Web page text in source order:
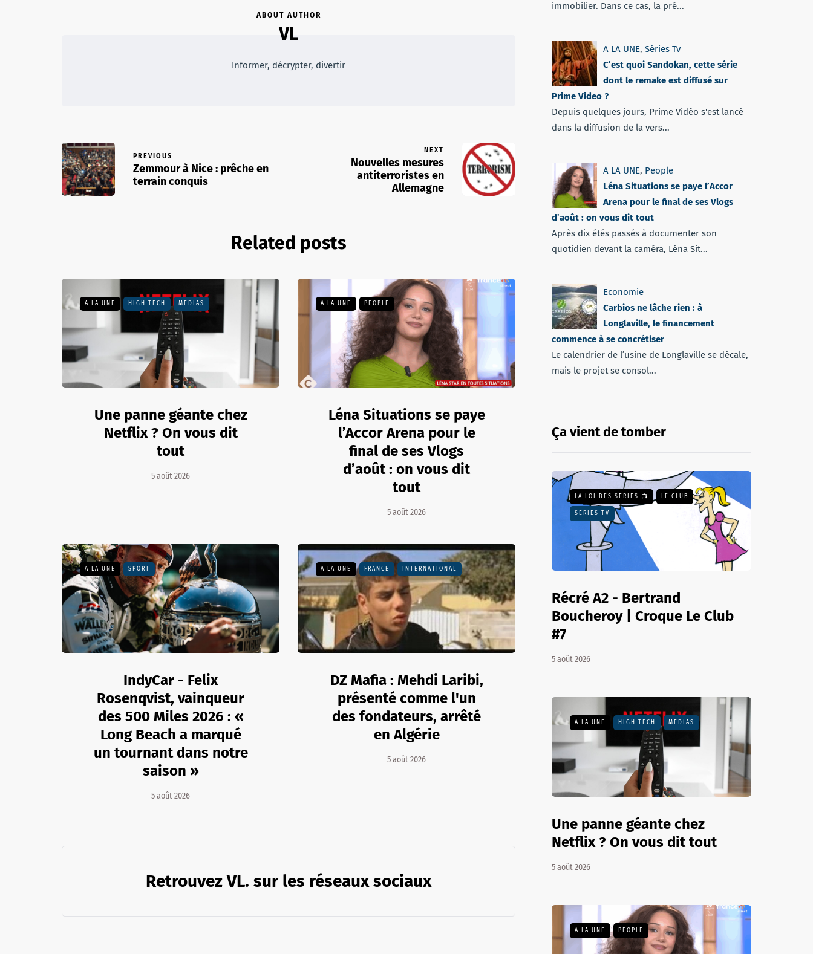
ABOUT AUTHOR
VL
Informer, décrypter, divertir
PREVIOUS
Zemmour à Nice : prêche en
terrain conquis
NEXT
Nouvelles mesures
antiterroristes en
Allemagne
Related posts
A LA UNE HIGH TECH MÉDIAS
Une panne géante chez
Netflix ? On vous dit
tout
5 août 2026
A LA UNE PEOPLE
Léna Situations se paye
l’Accor Arena pour le
final de ses Vlogs
d’août : on vous dit
tout
5 août 2026
A LA UNE SPORT
IndyCar - Felix
Rosenqvist, vainqueur
des 500 Miles 2026 : «
Long Beach a marqué
un tournant dans notre
saison »
5 août 2026
A LA UNE FRANCE INTERNATIONAL
DZ Mafia : Mehdi Laribi,
présenté comme l'un
des fondateurs, arrêté
en Algérie
5 août 2026
Retrouvez VL. sur les réseaux sociaux
immobilier. Dans ce cas, la pré...
A LA UNE, Séries Tv
C’est quoi Sandokan, cette série
dont le remake est diffusé sur
Prime Video ?
Depuis quelques jours, Prime Vidéo s'est lancé
dans la diffusion de la vers...
A LA UNE, People
Léna Situations se paye l’Accor
Arena pour le final de ses Vlogs
d’août : on vous dit tout
Après dix étés passés à documenter son
quotidien devant la caméra, Léna Sit...
Economie
Carbios ne lâche rien : à
Longlaville, le financement
commence à se concrétiser
Le calendrier de l’usine de Longlaville se décale,
mais le projet se consol...
Ça vient de tomber
LA LOI DES SÉRIES 📺 LE CLUB
SÉRIES TV
Récré A2 - Bertrand
Boucheroy | Croque Le Club
#7
5 août 2026
A LA UNE HIGH TECH MÉDIAS
Une panne géante chez
Netflix ? On vous dit tout
5 août 2026
A LA UNE PEOPLE